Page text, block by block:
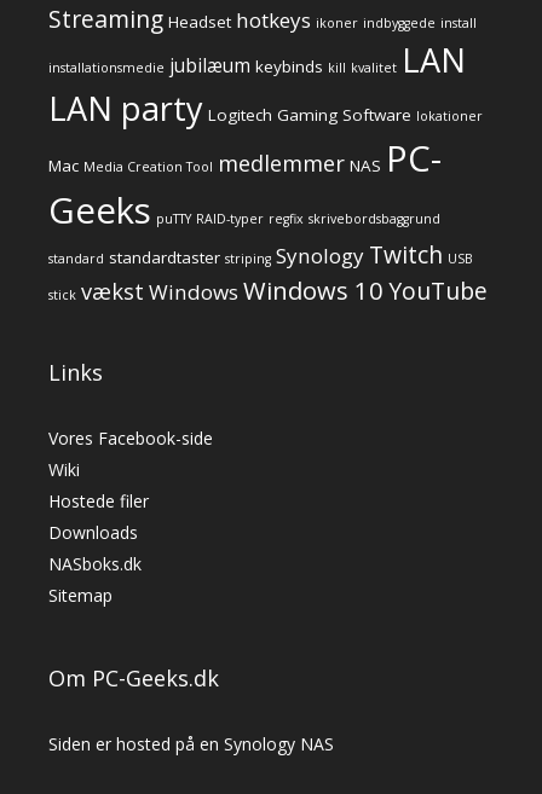
Streaming Headset hotkeys ikoner indbyggede install
installationsmedie jubilæum keybinds kill kvalitet LAN
LAN party Logitech Gaming Software lokationer
Mac Media Creation Tool medlemmer NAS PC-
Geeks puTTY RAID-typer regfix skrivebordsbaggrund
standard standardtaster striping Synology Twitch USB
stick vækst Windows Windows 10YouTube
Links
Vores Facebook-side
Wiki
Hostede filer
Downloads
NASboks.dk
Sitemap
Om PC-Geeks.dk
Siden er hosted på en Synology NAS